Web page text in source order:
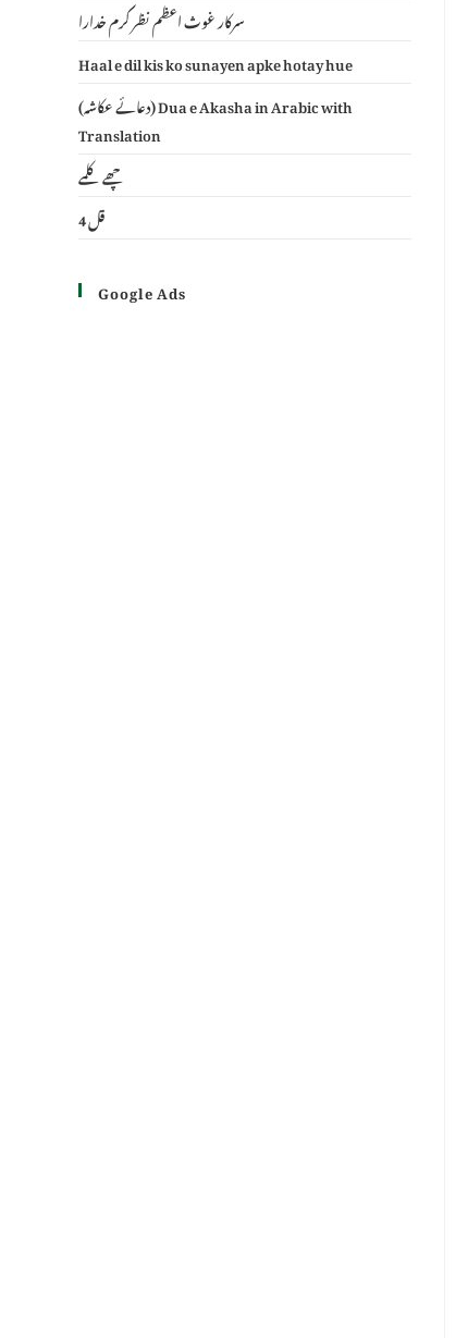
سرکار غوث اعظم نظر کرم خدارا
Haal e dil kis ko sunayen apke hotay hue
(دعائے عکاشہ) Dua e Akasha in Arabic with
Translation
چھے کلمے
4 قل
Google Ads